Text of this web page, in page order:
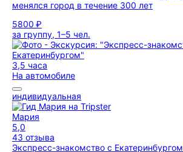
менялся город в течение 300 лет
5800 ₽
за группу, 1–5 чел.
3,5 часа
На автомобиле
индивидуальная
Мария
5,0
43 отзыва
Экспресс-знакомство с Екатеринбургом